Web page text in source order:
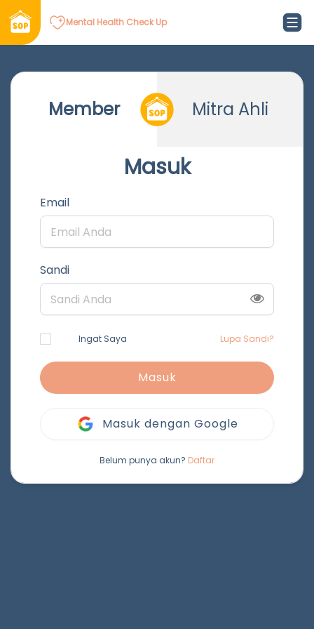
Mental Health Check Up
Member Mitra Ahli
Masuk
Email
Sandi
Ingat Saya Lupa Sandi?
Masuk
Masuk dengan Google
Belum punya akun? Daftar